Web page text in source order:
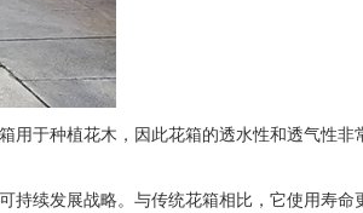
于种植花木，因此花箱的透水性和透气性非
续发展战略。与传统花箱相比，它使用寿命